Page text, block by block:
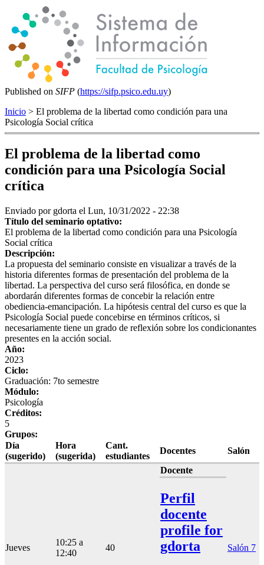
Published on SIFP (https://sifp.psico.edu.uy)
Inicio > El problema de la libertad como condición para una
Psicología Social crítica
El problema de la libertad como
condición para una Psicología Social
crítica
Enviado por gdorta el Lun, 10/31/2022 - 22:38
Título del seminario optativo:
El problema de la libertad como condición para una Psicología
Social crítica
Descripción:
La propuesta del seminario consiste en visualizar a través de la
historia diferentes formas de presentación del problema de la
libertad. La perspectiva del curso será filosófica, en donde se
abordarán diferentes formas de concebir la relación entre
obediencia-emancipación. La hipótesis central del curso es que la
Psicología Social puede concebirse en términos críticos, si
necesariamente tiene un grado de reflexión sobre los condicionantes
presentes en la acción social.
Año:
2023
Ciclo:
Graduación: 7to semestre
Módulo:
Psicología
Créditos:
5
Grupos:
Día
(sugerido)
Hora
(sugerida)
Cant.
estudiantes
Docentes Salón
Jueves
10:25 a
12:40
40
Docente
Perfil
docente
profile for
gdorta
Salón 7